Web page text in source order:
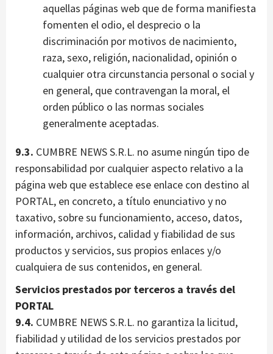
aquellas páginas web que de forma manifiesta
fomenten el odio, el desprecio o la
discriminación por motivos de nacimiento,
raza, sexo, religión, nacionalidad, opinión o
cualquier otra circunstancia personal o social y
en general, que contravengan la moral, el
orden público o las normas sociales
generalmente aceptadas.
9.3. CUMBRE NEWS S.R.L. no asume ningún tipo de
responsabilidad por cualquier aspecto relativo a la
página web que establece ese enlace con destino al
PORTAL, en concreto, a título enunciativo y no
taxativo, sobre su funcionamiento, acceso, datos,
información, archivos, calidad y fiabilidad de sus
productos y servicios, sus propios enlaces y/o
cualquiera de sus contenidos, en general.
Servicios prestados por terceros a través del
PORTAL
9.4. CUMBRE NEWS S.R.L. no garantiza la licitud,
fiabilidad y utilidad de los servicios prestados por